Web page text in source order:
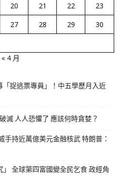
20 21 22
23
27 28 29
30
« 4 月
捉逃票專員」！中五學歷月入近
滅 人人恐懼了 應該何時貪婪？
手持近萬億美元金融核武 特朗普：
全球第四富國變全民乞食 政經角